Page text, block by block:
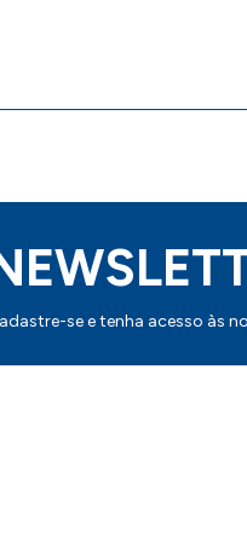
se e tenha acesso às